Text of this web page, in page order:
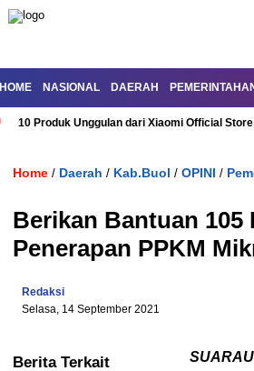
HOME NASIONAL DAERAH
10 Produk Unggulan dari Xiaomi Official
Home / Daerah / Kab.Buol / OPINI /
Berikan Bantuan
Penerapan PPKM
Redaksi
Selasa, 14 September 2021
Berita Terkait